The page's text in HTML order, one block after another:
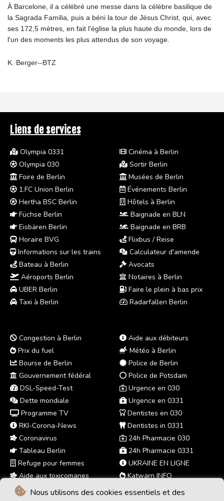
Nous utilisons des cookies essentiels et des
À Barcelone, il a célébré une messe dans la célèbre basilique de
la Sagrada Familia, puis a béni la tour de Jésus Christ, qui, avec
ses 172,5 mètres, en fait l'église la plus haute du monde, lors de
l'un des moments les plus attendus de son voyage.
K. Berger--BTZ
Liens de services
Olympia 0331
Olympia 030
Foire de Berlin
1.FC Union Berlin
Hertha BSC Berlin
Füchse Berlin
Eisbären Berlin
Horaire BVG
Informations sur les trains
Bateau à Berlin
Aéroports Berlin
UBER Berlin
Taxi à Berlin
Cinéma à Berlin
Sortir Berlin
Musées de Berlin
Événements Berlin
Hôtels à Berlin
Baignade en BLN
Baignade en BRB
Flixbus / Reise
Calculateur d'amende
Avocats
Notaires à Berlin
Faire le plein à bas prix
Radarfallen Berlin
Congestion à Berlin
Prix du fuel
Bourse de Berlin
Gouvernement fédéral
DSL-Speed-Test
Dette mondiale
Programme TV
RKI-Corona-News
Coronavirus
Tableau Berlin
Refuge pour femmes
Aide aux toxicomanes
Aide aux débiteurs
Météo à Berlin
Police de Berlin
Police de Potsdam
Urgence en 030
Urgence en 0331
Dentistes en 030
Dentistes in 0331
24h Pharmacie 030
24h Pharmacie 0331
UKRAINE EN LIGNE
Katwarn INFO